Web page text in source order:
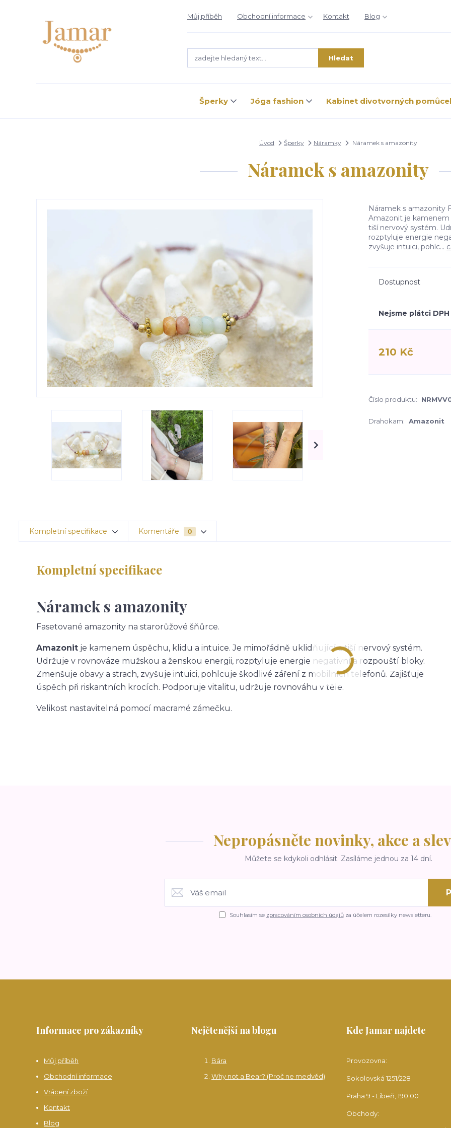
Můj příběh Obchodní informace Kontakt Blog
Hledat
Šperky Jóga fashion Kabinet divotvorných
Úvod Šperky Náramky Náramek s amazonity
Náramek s amazonity
Náramek s amazonity
Amazonit je kamenem
tiší nervový systém.
rozptyluje energie
zvyšuje intuici, pohlc...
Dostupnost
Nejsme plátci DPH
210 Kč
Číslo produktu:
Drahokam: Amazonit
Kompletní specifikace Komentáře 0
Kompletní specifikace
Náramek s amazonity
Fasetované amazonity na starorůžové šňůrce.
Amazonit je kamenem úspěchu, klidu a intuice. Je mimořádně uklidňující a tiší nervový systém.
Udržuje v rovnováze mužskou a ženskou energii, rozptyluje energie negativní a rozpouští bloky.
Zmenšuje obavy a strach, zvyšuje intuici, pohlcuje škodlivé záření z mobilních telefonů. Zajišťuje
úspěch při riskantních krocích. Podporuje vitalitu, udržuje rovnováhu v těle.
Velikost nastavitelná pomocí macramé zámečku.
Nepropásněte novinky, akce a
Můžete se kdykoli odhlásit. Zasíláme jednou za 14 dní.
Souhlasím se zpracováním osobních údajůza účelem rozesílky newsletteru.
Informace pro zákazníky
Můj příběh
Obchodní informace
Vrácení zboží
Kontakt
Blog
Nejčtenější na blogu
Bára
Why not a Bear? (Proč ne medvěd)
Kde Jamar najdete
Provozovna:
Sokolovská 1251/228
Praha 9 - Libeň, 190 00
Obchody: